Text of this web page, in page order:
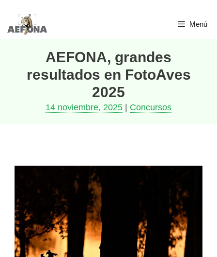
Menú
AEFONA, grandes
resultados en FotoAves
2025
14 noviembre, 2025 Concursos